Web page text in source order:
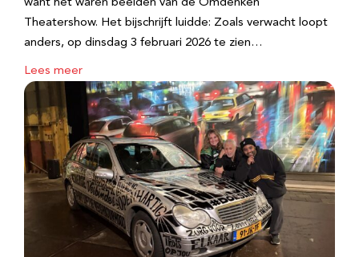
want het waren beelden van de Omdenken
Theatershow. Het bijschrijft luidde: Zoals verwacht loopt
anders, op dinsdag 3 februari 2026 te zien…
Lees meer